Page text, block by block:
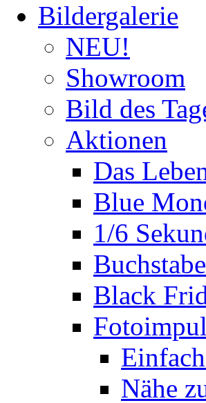
Bildergalerie
NEU!
Showroom
Bild des
Aktionen
Das
Blue
1/6
Black
Nähe